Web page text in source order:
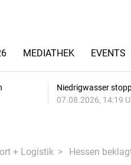
MEDIATHEK EVENTS
Niedrigwasser
07.08.2026, 14:19
+ Logistik Hessen